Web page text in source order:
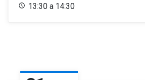
13:30 a 14:30